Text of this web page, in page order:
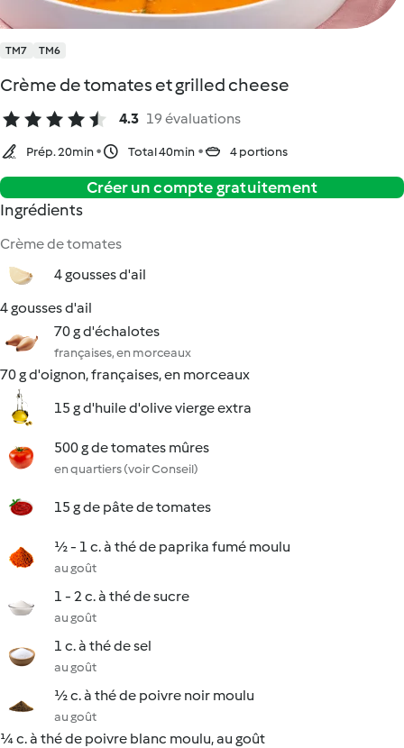
TM7 TM6
Crème de tomates et grilled cheese
4.3 19 évaluations
Prép. 20min Total 40min 4 portions
Créer un compte gratuitement
Ingrédients
Crème de tomates
4 gousses d'ail
4 gousses d'ail
70 g d'échalotes
françaises, en morceaux
70 g d'oignon, françaises, en morceaux
15 g d'huile d'olive vierge extra
500 g de tomates mûres
en quartiers (voir Conseil)
15 g de pâte de tomates
½ - 1 c. à thé de paprika fumé moulu
au goût
1 - 2 c. à thé de sucre
au goût
1 c. à thé de sel
au goût
½ c. à thé de poivre noir moulu
au goût
¼ c. à thé de poivre blanc moulu, au goût